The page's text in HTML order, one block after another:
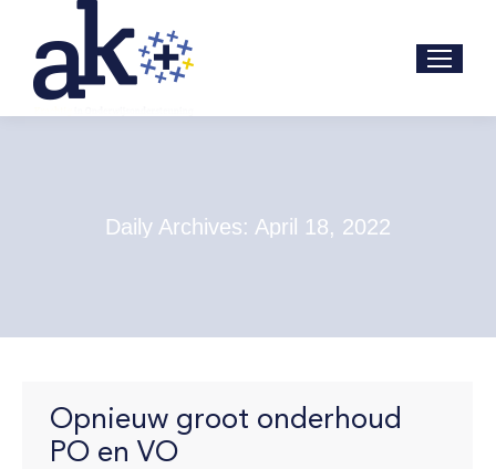
Daily Archives: April 18, 2022
Opnieuw groot onderhoud
PO en VO